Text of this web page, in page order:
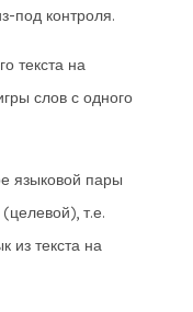
под контроля.
текста на
слов с одного
языковой пары
т.е.
из текста на